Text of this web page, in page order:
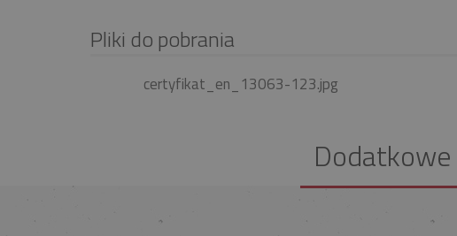
Pliki do pobrania
certyfikat_en_13063-123.jpg